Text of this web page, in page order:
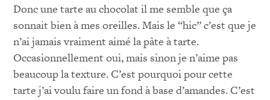
Donc une tarte au chocolat il me semble que ça
sonnait bien à mes oreilles. Mais le “hic” c’est que je
n’ai jamais vraiment aimé la pâte à tarte.
Occasionnellement oui, mais sinon je n’aime pas
beaucoup la texture. C’est pourquoi pour cette
tarte j’ai voulu faire un fond à base d’amandes. C’est